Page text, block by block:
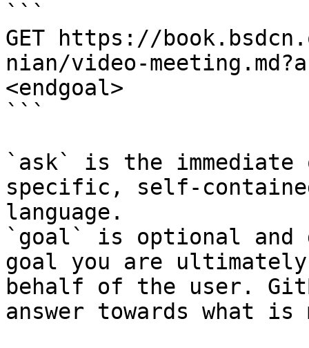
```
GET https://
nian/video-
<endgoal>
```
`ask` is the
specific, self-
language.
`goal` is optional and
goal you are
behalf of the user.
answer towards what